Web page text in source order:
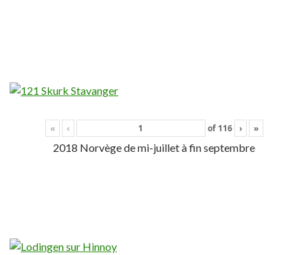
« ‹ of 116 › »
2018 Norvège de mi-juillet à fin septembre